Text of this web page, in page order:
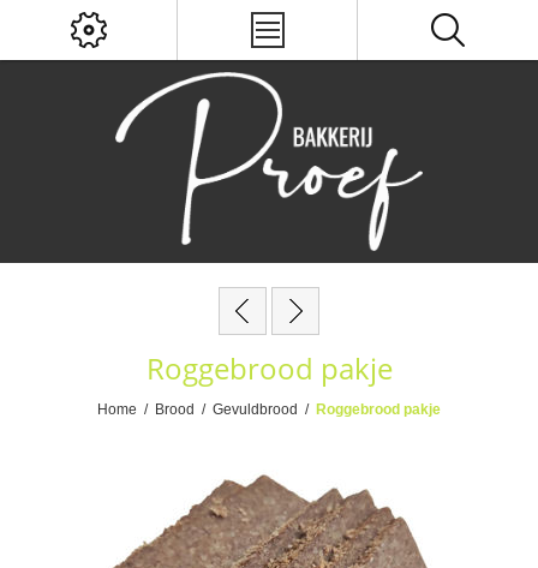
Roggebrood pakje
Home / Brood / Gevuldbrood / Roggebrood pakje